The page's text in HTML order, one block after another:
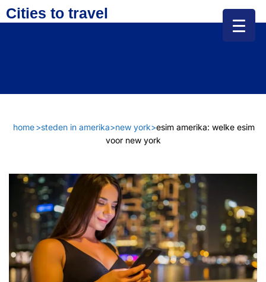
Cities to travel
home >steden in amerika>new york>esim amerika: welke esim
voor new york